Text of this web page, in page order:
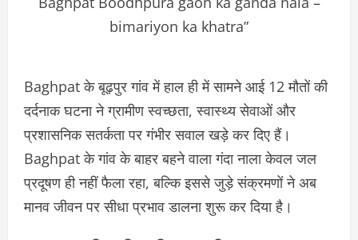
bimariyon ka khatra”
Baghpat के बूढ़पुर गांव में हाल ही में सामने आई 12 मौतों की
दर्दनाक घटना ने ग्रामीण स्वच्छता, स्वास्थ्य सेवाओं और
प्रशासनिक सतर्कता पर गंभीर सवाल खड़े कर दिए हैं।
Baghpat के गांव के बाहर बहने वाला गंदा नाला केवल जल
प्रदूषण ही नहीं फैला रहा, बल्कि इससे जुड़े संक्रमणों ने अब
मानव जीवन पर सीधा प्रभाव डालना शुरू कर दिया है।